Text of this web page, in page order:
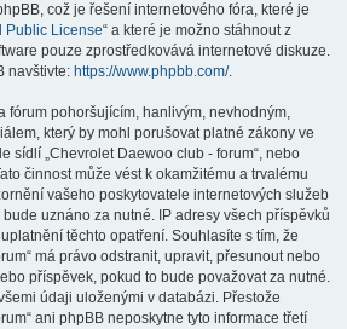
což je řešení internetového fóra, které je
Public License“ a které je možno stáhnout z
pouze zprostředkovává internetové diskuze.
navštivte: https://www.phpbb.com/.
fórum pohoršujícím, hanlivým, nevhodným,
který by mohl porušovat platné zákony ve
sídlí „Chevrolet Daewoo club - forum“, nebo
činnost může vést k okamžitému a trvalému
vašeho poskytovatele internetových služeb
uznáno za nutné. IP adresy všech příspěvků
těchto opatření. Souhlasíte s tím, že
má právo odstranit, upravit, přesunout nebo
příspěvek, pokud to bude považovat za nutné.
údaji uloženými v databázi. Přestože
ani phpBB neposkytne tyto informace třetí